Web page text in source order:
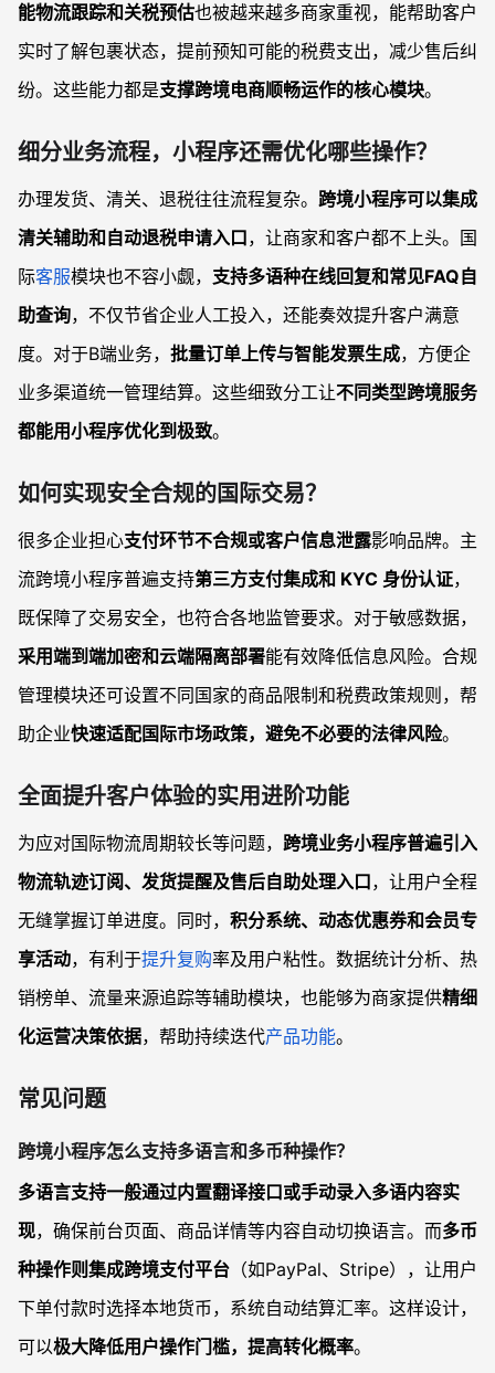
能物流跟踪和关税预估也被越来越多商家重视，能帮助客户
实时了解包裹状态，提前预知可能的税费支出，减少售后纠
纷。这些能力都是支撑跨境电商顺畅运作的核心模块。
细分业务流程，小程序还需优化哪些操作？
办理发货、清关、退税往往流程复杂。 跨境小程序可以集成
清关辅助和自动退税申请入口，让商家和客户都不上头。国
际客服模块也不容小觑， 支持多语种在线回复和常见FAQ自
助查询，不仅节省企业人工投入，还能奏效提升客户满意
度。对于B端业务， 批量订单上传与智能发票生成，方便企
业多渠道统一管理结算。这些细致分工让不同类型跨境服务
都能用小程序优化到极致。
如何实现安全合规的国际交易？
很多企业担心支付环节不合规或客户信息泄露影响品牌。主
流跨境小程序普遍支持第三方支付集成和 KYC 身份认证，
既保障了交易安全，也符合各地监管要求。对于敏感数据，
采用端到端加密和云端隔离部署能有效降低信息风险。合规
管理模块还可设置不同国家的商品限制和税费政策规则，帮
助企业快速适配国际市场政策，避免不必要的法律风险。
全面提升客户体验的实用进阶功能
为应对国际物流周期较长等问题， 跨境业务小程序普遍引入
物流轨迹订阅、发货提醒及售后自助处理入口，让用户全程
无缝掌握订单进度。同时， 积分系统、动态优惠券和会员专
享活动，有利于提升复购率及用户粘性。数据统计分析、热
销榜单、流量来源追踪等辅助模块，也能够为商家提供精细
化运营决策依据，帮助持续迭代产品功能。
常见问题
跨境小程序怎么支持多语言和多币种操作？
多语言支持一般通过内置翻译接口或手动录入多语内容实
现，确保前台页面、商品详情等内容自动切换语言。而多币
种操作则集成跨境支付平台 （如PayPal、Stripe），让用户
下单付款时选择本地货币，系统自动结算汇率。这样设计，
可以极大降低用户操作门槛，提高转化概率。